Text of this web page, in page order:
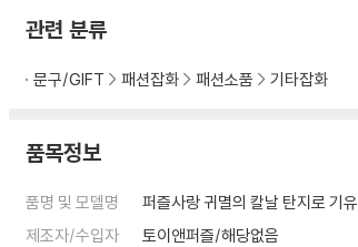
관련 분류
문구/GIFT 패션잡화 패션소품 기타잡화
품목정보
품명 및 모델명
퍼즐사랑 귀멸의 칼날 탄지로
제조자/수입자
토이앤퍼즐/해당없음